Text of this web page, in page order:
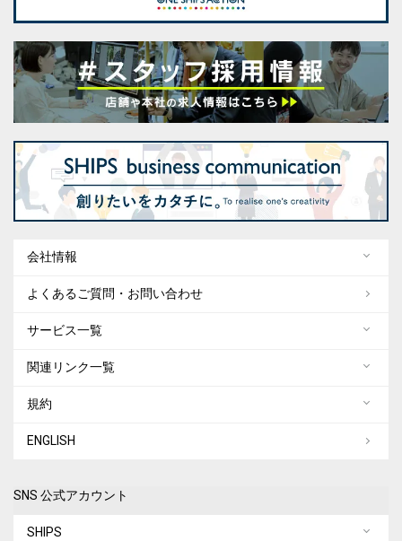
会社情報
よくあるご質問・お問い合わせ
サービス一覧
関連リンク一覧
規約
ENGLISH
SNS 公式アカウント
SHIPS